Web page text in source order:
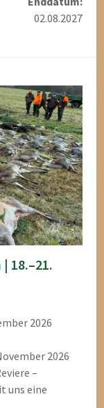
02.08.2027
18.–21.
2026
2026
–
uns eine